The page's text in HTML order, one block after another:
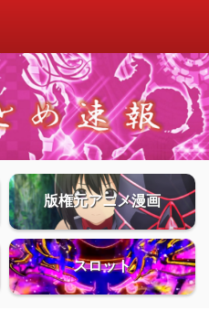
版権元アニメ漫画
スロット